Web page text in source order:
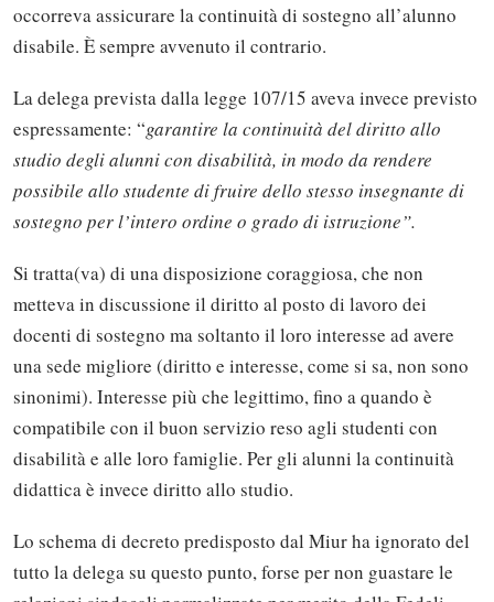
occorreva assicurare la continuità di sostegno all’alunno
disabile. È sempre avvenuto il contrario.
La delega prevista dalla legge 107/15 aveva invece previsto
espressamente: “garantire la continuità del diritto allo
studio degli alunni con disabilità, in modo da rendere
possibile allo studente di fruire dello stesso insegnante di
sostegno per l’intero ordine o grado di istruzione”.
Si tratta(va) di una disposizione coraggiosa, che non
metteva in discussione il diritto al posto di lavoro dei
docenti di sostegno ma soltanto il loro interesse ad avere
una sede migliore (diritto e interesse, come si sa, non sono
sinonimi). Interesse più che legittimo, fino a quando è
compatibile con il buon servizio reso agli studenti con
disabilità e alle loro famiglie. Per gli alunni la continuità
didattica è invece diritto allo studio.
Lo schema di decreto predisposto dal Miur ha ignorato del
tutto la delega su questo punto, forse per non guastare le